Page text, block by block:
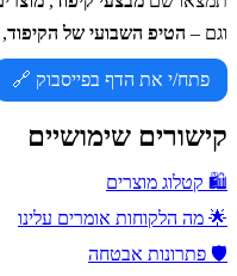
וגם – הטיפ השבועי של הקיפוד
פתח/י את הדף בפייסבוק 🔗
קישורים שימושיים
🛍️ קטלוג מוצרים
🌟 מה הלקוחות אומרים עלינו
🛡️ פתרונות אבטחה